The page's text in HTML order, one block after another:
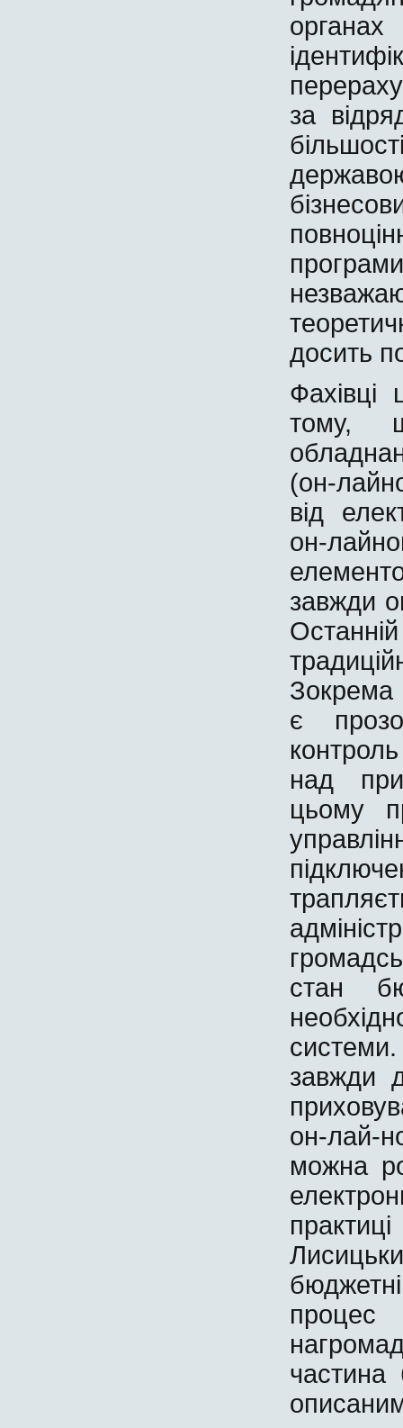
за
досить
тому,
(он-
від
он-
завжди
Зокрема
є
над
цьому
стан
завжди
он-лай-
можна
частина